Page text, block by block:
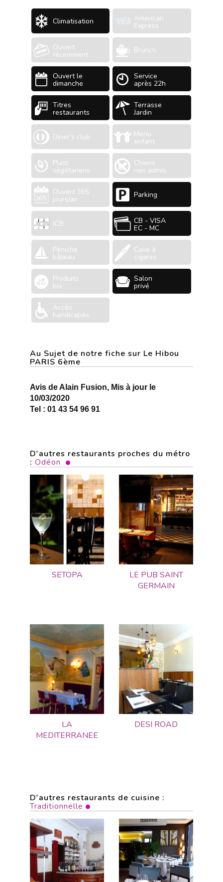
Climatisation American
Express
Ouvert
récemment Brunch
Ouvert le
dimanche
Service
après 22h
Titres
restaurants
Terrasse
Jardin
Diner's club Menu
enfant
Plats
végétariens
Chiens
non admis
Ouvert 365
jours/an Parking
JCB CB - VISA
EC - MC
Péniche
bâteau
Cave à
cigares
Produits
bio
Salon
privé
Accès
handicapés
Au Sujet de notre fiche sur Le Hibou
PARIS 6ème
Avis de Alain Fusion, Mis à jour le
10/03/2020
Tel : 01 43 54 96 91
D'autres restaurants proches du métro
: Odéon
SETOPA
LE PUB SAINT
GERMAIN
LA
MEDITERRANEE
DESI ROAD
D'autres restaurants de cuisine :
Traditionnelle